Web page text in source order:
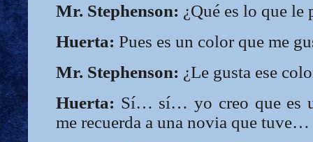
Mr. Stephenson: ¿Qué es lo que le
Huerta: Pues es un color que me
Mr. Stephenson: ¿Le gusta ese
Huerta: Sí… sí… yo creo que es
me recuerda a una novia que tuve…